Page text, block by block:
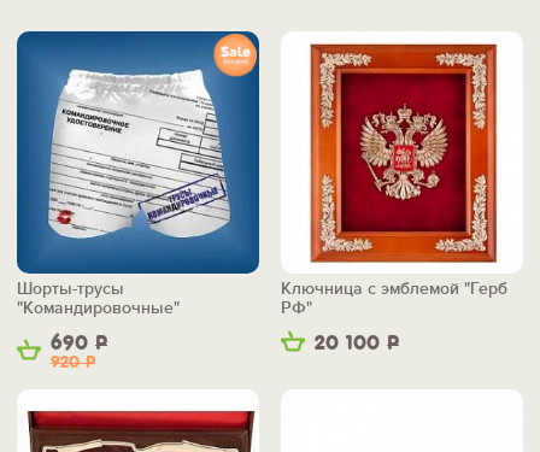
690 Р
920Р
Шорты-трусы
"Командировочные"
20 100 Р
Ключница с эмблемой "Герб
РФ"